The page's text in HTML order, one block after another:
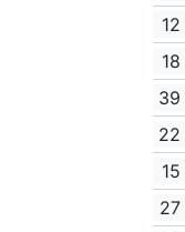
12
18
39
22
15
27